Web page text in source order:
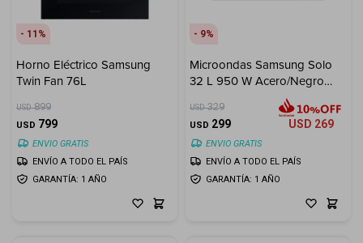
11
Horno Eléctrico Samsung
Twin Fan 76L
USD 899
USD 799
ENVIO GRATIS
GARANTÍA: 1 AÑO
ENVÍO A TODO EL PAÍS
9
Microondas Samsung Solo
32 L 950 W Acero/Negro
USD 329
USD 299 USD 269
ENVIO GRATIS
GARANTÍA: 1 AÑO
ENVÍO A TODO EL PAÍS